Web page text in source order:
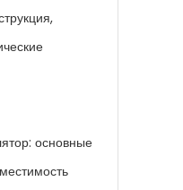
основные